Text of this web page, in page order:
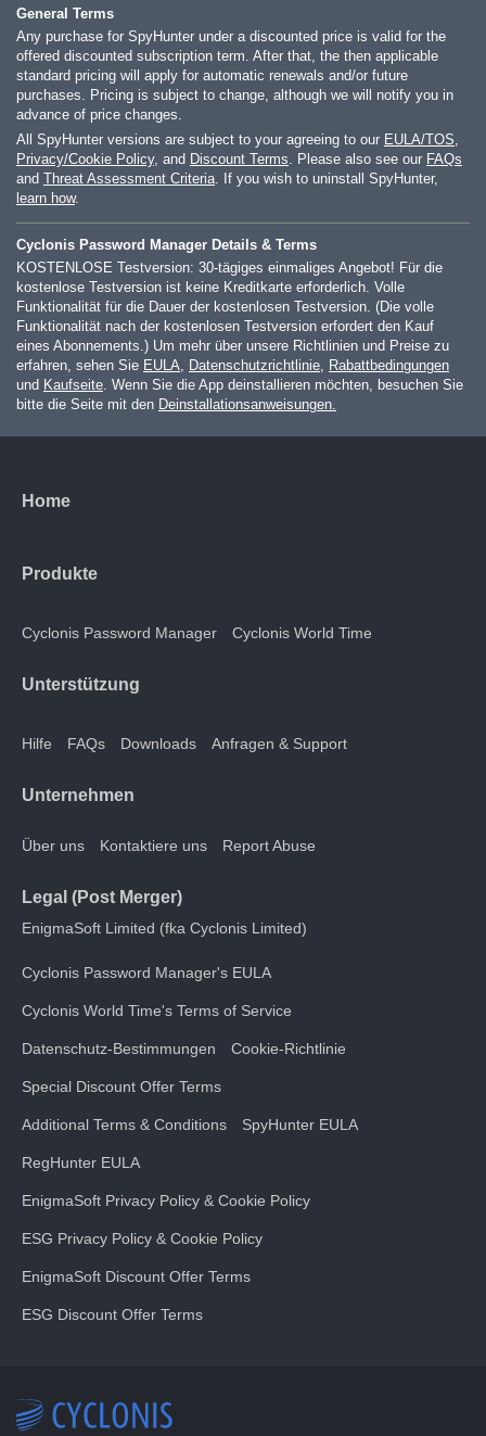
General Terms
Any purchase for SpyHunter under a discounted price is valid for the
offered discounted subscription term. After that, the then applicable
standard pricing will apply for automatic renewals and/or future
purchases. Pricing is subject to change, although we will notify you in
advance of price changes.
All SpyHunter versions are subject to your agreeing to our EULA/TOS,
Privacy/Cookie Policy, and Discount Terms. Please also see our FAQs
and Threat Assessment Criteria. If you wish to uninstall SpyHunter,
learn how.
Cyclonis Password Manager Details & Terms
KOSTENLOSE Testversion: 30-tägiges einmaliges Angebot! Für die
kostenlose Testversion ist keine Kreditkarte erforderlich. Volle
Funktionalität für die Dauer der kostenlosen Testversion. (Die volle
Funktionalität nach der kostenlosen Testversion erfordert den Kauf
eines Abonnements.) Um mehr über unsere Richtlinien und Preise zu
erfahren, sehen Sie EULA, Datenschutzrichtlinie, Rabattbedingungen
und Kaufseite. Wenn Sie die App deinstallieren möchten, besuchen Sie
bitte die Seite mit den Deinstallationsanweisungen.
Home
Produkte
Cyclonis Password Manager Cyclonis World Time
Unterstützung
Hilfe FAQs Downloads Anfragen & Support
Unternehmen
Über uns Kontaktiere uns Report Abuse
Legal (Post Merger)
EnigmaSoft Limited (fka Cyclonis Limited)
Cyclonis Password Manager's EULA
Cyclonis World Time's Terms of Service
Datenschutz-Bestimmungen Cookie-Richtlinie
Special Discount Offer Terms
Additional Terms & Conditions SpyHunter EULA
RegHunter EULA
EnigmaSoft Privacy Policy & Cookie Policy
ESG Privacy Policy & Cookie Policy
EnigmaSoft Discount Offer Terms
ESG Discount Offer Terms